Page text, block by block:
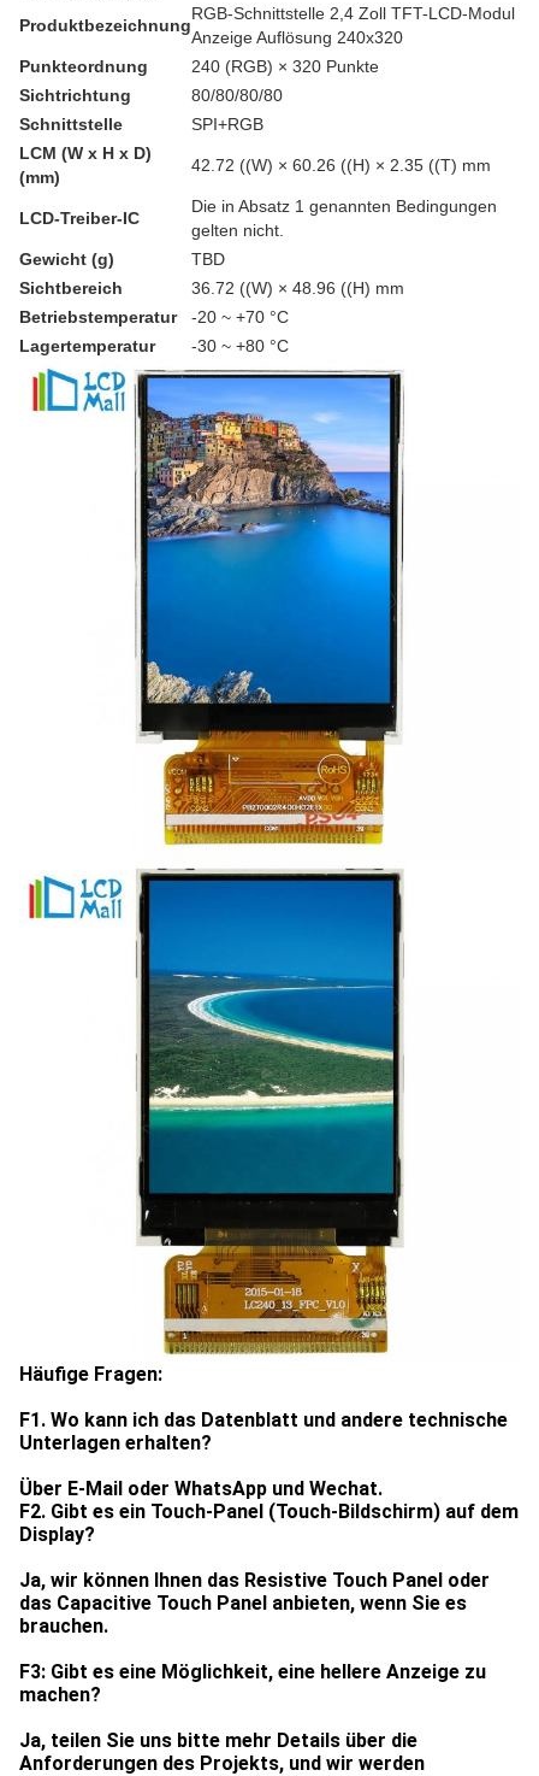
Produktbezeichnung
RGB-Schnittstelle 2,4 Zoll TFT-LCD-Modul
Anzeige Auflösung 240x320
Punkteordnung
240 (RGB) × 320 Punkte
Sichtrichtung
80/80/80/80
Schnittstelle
SPI+RGB
LCM (W x H x D)
(mm)
42.72 ((W) × 60.26 ((H) × 2.35 ((T) mm
LCD-Treiber-IC
Die in Absatz 1 genannten Bedingungen
gelten nicht.
Gewicht (g)
TBD
Sichtbereich
36.72 ((W) × 48.96 ((H) mm
Betriebstemperatur
-20 ~ +70 °C
Lagertemperatur
-30 ~ +80 °C
Häufige Fragen:
F1. Wo kann ich das Datenblatt und andere technische
Unterlagen erhalten?
Über E-Mail oder WhatsApp und Wechat.
F2. Gibt es ein Touch-Panel (Touch-Bildschirm) auf dem
Display?
Ja, wir können Ihnen das Resistive Touch Panel oder
das Capacitive Touch Panel anbieten, wenn Sie es
brauchen.
F3: Gibt es eine Möglichkeit, eine hellere Anzeige zu
machen?
Ja, teilen Sie uns bitte mehr Details über die
Anforderungen des Projekts, und wir werden